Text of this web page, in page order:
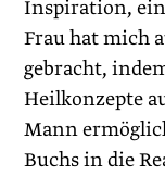
Inspiration,
Frau hat mich
gebracht,
Heilkonzepte
Mann
Buchs in die